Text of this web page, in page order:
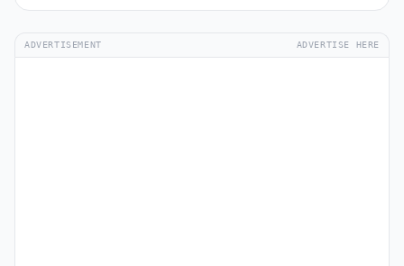
ADVERTISEMENT ADVERTISE HERE